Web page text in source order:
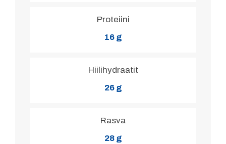
Proteiini
16 g
Hiilihydraatit
26 g
Rasva
28 g